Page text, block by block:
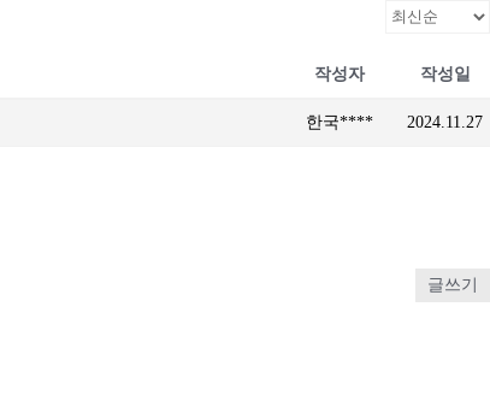
작성자 작성일
한국**** 2024.11.27
글쓰기